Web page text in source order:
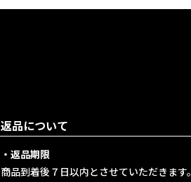
返品について
・返品期限
商品到着後７日以内とさせていただきます。